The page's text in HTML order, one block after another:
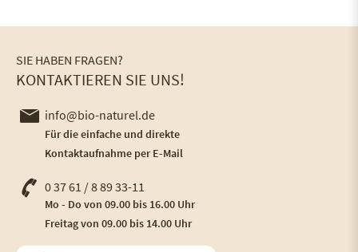
SIE HABEN FRAGEN?
KONTAKTIEREN SIE UNS!
info@bio-naturel.de
Für die einfache und direkte
Kontaktaufnahme per E-Mail
0 37 61 / 8 89 33-11
Mo - Do von 09.00 bis 16.00 Uhr
Freitag von 09.00 bis 14.00 Uhr